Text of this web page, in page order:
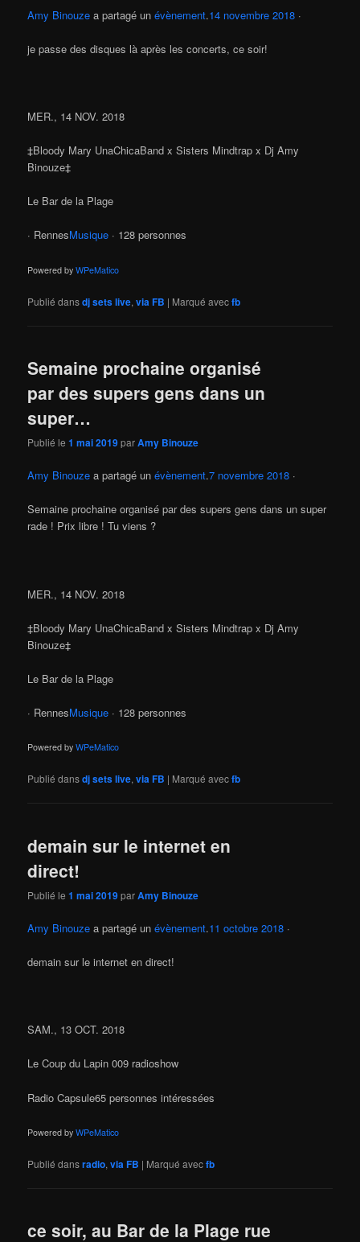
Amy Binouze a partagé unévènement.14 novembre 2018 ·
je passe des disques là après les concerts, ce soir!
MER., 14 NOV. 2018
‡Bloody Mary UnaChicaBand x Sisters Mindtrap x Dj Amy
Binouze‡
Le Bar de la Plage
· RennesMusique · 128 personnes
Powered byWPeMatico
Publié dansdj sets live,via FB | Marqué avecfb
Semaine prochaine organisé
par des supers gens dans un
super…
Publié le1 mai 2019parAmy Binouze
Amy Binouze a partagé unévènement.7 novembre 2018 ·
Semaine prochaine organisé par des supers gens dans un super
rade ! Prix libre ! Tu viens ?
MER., 14 NOV. 2018
‡Bloody Mary UnaChicaBand x Sisters Mindtrap x Dj Amy
Binouze‡
Le Bar de la Plage
· RennesMusique · 128 personnes
Powered byWPeMatico
Publié dansdj sets live,via FB | Marqué avecfb
demain sur le internet en
direct!
Publié le1 mai 2019parAmy Binouze
Amy Binouze a partagé unévènement.11 octobre 2018 ·
demain sur le internet en direct!
SAM., 13 OCT. 2018
Le Coup du Lapin 009 radioshow
Radio Capsule65 personnes intéressées
Powered byWPeMatico
Publié dansradio,via FB | Marqué avecfb
ce soir, au Bar de la Plage rue